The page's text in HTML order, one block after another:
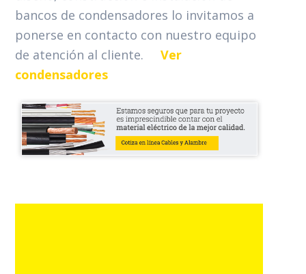
bancos de condensadores lo invitamos a
ponerse en contacto con nuestro equipo
de atención al cliente.
Ver
condensadores